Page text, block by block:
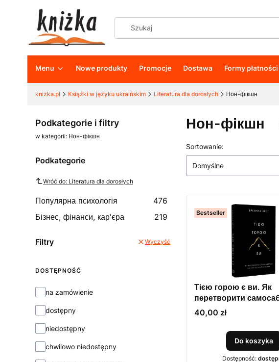
Menu Nowe produkty Promocje Dostawa Formy płatności
knizka.pl Książki w języku ukraińskim Literatura dla dorosłych Нон-фікшн
Podkategorie i filtry
w kategorii: Нон-фікшн
Podkategorie
Wróć do: Literatura dla dorosłych
Популярна психологія
476
Бізнес, фінанси, кар'єра
219
Filtry Wyczyść
DOSTĘPNOŚĆ
Dostępność
na zamówienie
dostępny
niedostępny
chwilowo niedostępny
Нон-фікшн
Lista produktów
Sortowanie:
Domyślne
Bestseller
Тією горою є ви. Як
перетворити
самовдосконалення.
Cena
40,00 zł
Do koszyka
Dostępność: